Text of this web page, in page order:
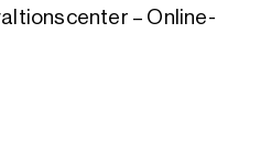
– Online-